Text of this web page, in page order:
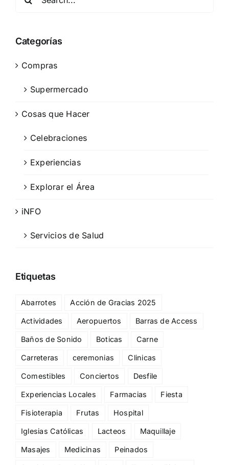
Categorías
Compras
Supermercado
Cosas que Hacer
Celebraciones
Experiencias
Explorar el Área
iNFO
Servicios de Salud
Etiquetas
Abarrotes Acción de Gracias 2025
Actividades Aeropuertos Barras de Access
Baños de Sonido Boticas Carne
Carreteras ceremonias Clinicas
Comestibles Conciertos Desfile
Experiencias Locales Farmacias Fiesta
Fisioterapia Frutas Hospital
Iglesias Católicas Lacteos Maquillaje
Masajes Medicinas Peinados